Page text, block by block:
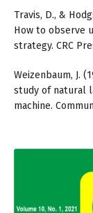
Travis, D., &
How to observe
strategy. CRC
Weizenbaum, J.
study of natural
machine.